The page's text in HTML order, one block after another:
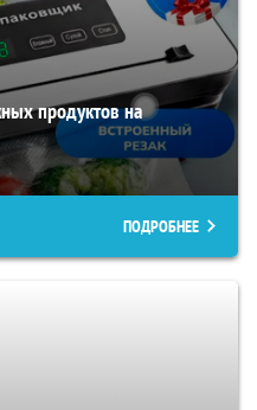
продуктов на
ПОДРОБНЕЕ